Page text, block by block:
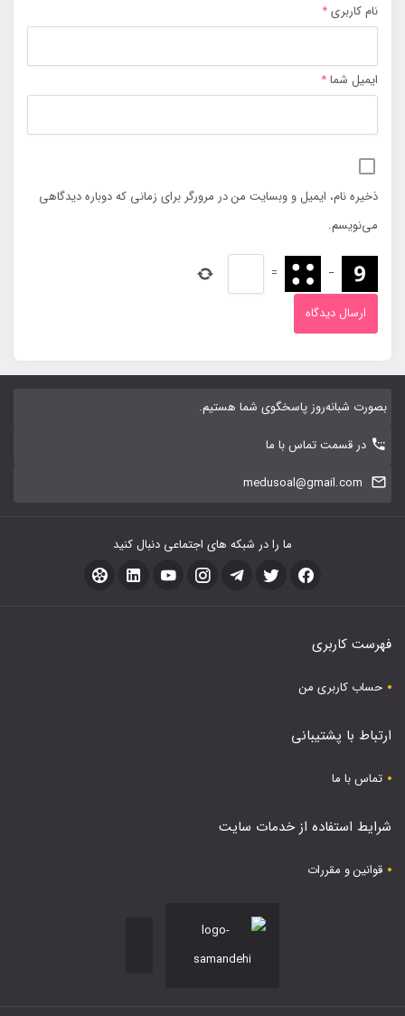
نام کاربری*
ایمیل شما*
ذخیره نام، ایمیل و وبسایت من در مرورگر برای زمانی که دوباره دیدگاهی
می‌نویسم.
−
=
بصورت شبانه‌روز پاسخگوی شما هستیم.
در قسمت تماس با ما
medusoal@gmail.com
ما را در شبکه های اجتماعی دنبال کنید
فهرست کاربری
حساب کاربری من
ارتباط با پشتیبانی
تماس با ما
شرایط استفاده از خدمات سایت
قوانین و مقررات